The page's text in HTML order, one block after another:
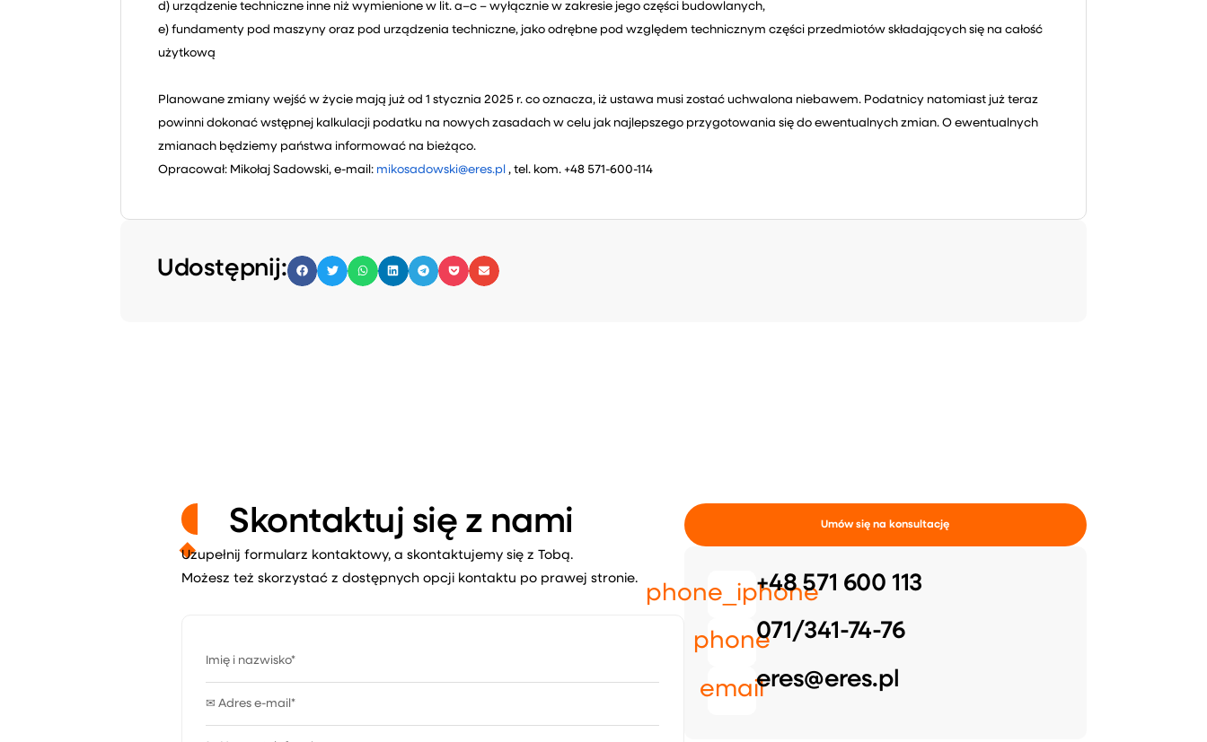
d) urządzenie techniczne inne niż wymienione w lit. a–c – wyłącznie w zakresie jego części budowlanych,
e) fundamenty pod maszyny oraz pod urządzenia techniczne, jako odrębne pod względem technicznym części przedmiotów składających się na całość
użytkową
Planowane zmiany wejść w życie mają już od 1 stycznia 2025 r. co oznacza, iż ustawa musi zostać uchwalona niebawem. Podatnicy natomiast już teraz
powinni dokonać wstępnej kalkulacji podatku na nowych zasadach w celu jak najlepszego przygotowania się do ewentualnych zmian. O ewentualnych
zmianach będziemy państwa informować na bieżąco.
Opracował: Mikołaj Sadowski, e-mail: mikosadowski@eres.pl , tel. kom. +48 571-600-114
Udostępnij:
Skontaktuj się z nami
Uzupełnij formularz kontaktowy, a skontaktujemy się z Tobą.
Możesz też skorzystać z dostępnych opcji kontaktu po prawej stronie.
Umów się na konsultację
phone_iphone+48 571 600 113
phone071/341-74-76
emaileres@eres.pl